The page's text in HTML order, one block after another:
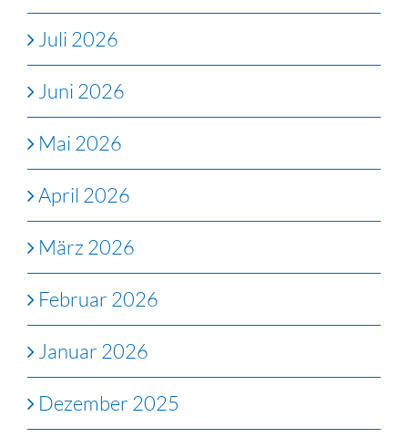
Juli 2026
Juni 2026
Mai 2026
April 2026
März 2026
Februar 2026
Januar 2026
Dezember 2025